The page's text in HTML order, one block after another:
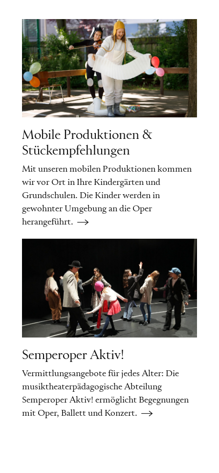
Mobile Produktionen &
Stückempfehlungen
Mit unseren mobilen Produktionen kommen
wir vor Ort in Ihre Kindergärten und
Grundschulen. Die Kinder werden in
gewohnter Umgebung an die Oper
herangeführt.
Semperoper Aktiv!
Vermittlungsangebote für jedes Alter: Die
musiktheaterpädagogische Abteilung
Semperoper Aktiv! ermöglicht Begegnungen
mit Oper, Ballett und Konzert.